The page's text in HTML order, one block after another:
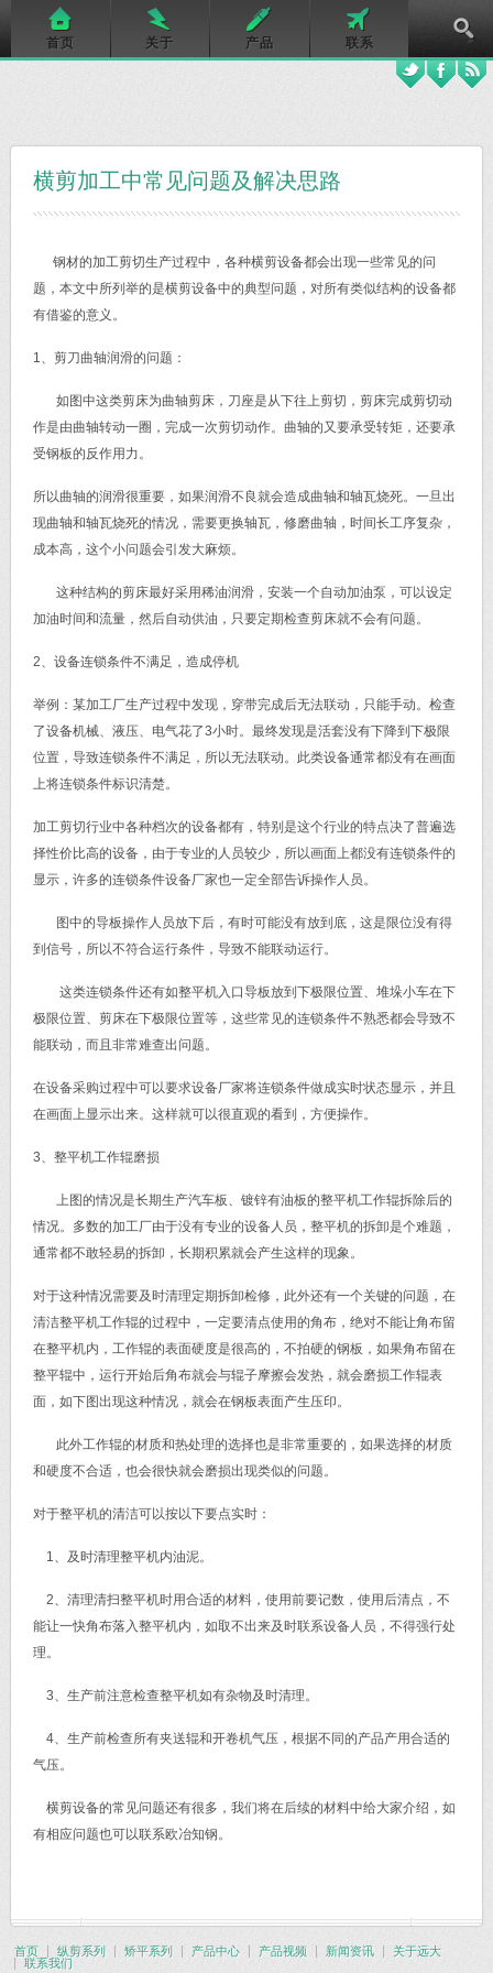
首页 关于 产品 联系
横剪加工中常见问题及解决思路
钢材的加工剪切生产过程中，各种横剪设备都会出现一些常见的问
题，本文中所列举的是横剪设备中的典型问题，对所有类似结构的设备都
有借鉴的意义。
1、剪刀曲轴润滑的问题：
如图中这类剪床为曲轴剪床，刀座是从下往上剪切，剪床完成剪切动
作是由曲轴转动一圈，完成一次剪切动作。曲轴的又要承受转矩，还要承
受钢板的反作用力。
所以曲轴的润滑很重要，如果润滑不良就会造成曲轴和轴瓦烧死。一旦出
现曲轴和轴瓦烧死的情况，需要更换轴瓦，修磨曲轴，时间长工序复杂，
成本高，这个小问题会引发大麻烦。
这种结构的剪床最好采用稀油润滑，安装一个自动加油泵，可以设定
加油时间和流量，然后自动供油，只要定期检查剪床就不会有问题。
2、设备连锁条件不满足，造成停机
举例：某加工厂生产过程中发现，穿带完成后无法联动，只能手动。检查
了设备机械、液压、电气花了3小时。最终发现是活套没有下降到下极限
位置，导致连锁条件不满足，所以无法联动。此类设备通常都没有在画面
上将连锁条件标识清楚。
加工剪切行业中各种档次的设备都有，特别是这个行业的特点决了普遍选
择性价比高的设备，由于专业的人员较少，所以画面上都没有连锁条件的
显示，许多的连锁条件设备厂家也一定全部告诉操作人员。
图中的导板操作人员放下后，有时可能没有放到底，这是限位没有得
到信号，所以不符合运行条件，导致不能联动运行。
这类连锁条件还有如整平机入口导板放到下极限位置、堆垛小车在下
极限位置、剪床在下极限位置等，这些常见的连锁条件不熟悉都会导致不
能联动，而且非常难查出问题。
在设备采购过程中可以要求设备厂家将连锁条件做成实时状态显示，并且
在画面上显示出来。这样就可以很直观的看到，方便操作。
3、整平机工作辊磨损
上图的情况是长期生产汽车板、镀锌有油板的整平机工作辊拆除后的
情况。多数的加工厂由于没有专业的设备人员，整平机的拆卸是个难题，
通常都不敢轻易的拆卸，长期积累就会产生这样的现象。
对于这种情况需要及时清理定期拆卸检修，此外还有一个关键的问题，在
清洁整平机工作辊的过程中，一定要清点使用的角布，绝对不能让角布留
在整平机内，工作辊的表面硬度是很高的，不拍硬的钢板，如果角布留在
整平辊中，运行开始后角布就会与辊子摩擦会发热，就会磨损工作辊表
面，如下图出现这种情况，就会在钢板表面产生压印。
此外工作辊的材质和热处理的选择也是非常重要的，如果选择的材质
和硬度不合适，也会很快就会磨损出现类似的问题。
对于整平机的清洁可以按以下要点实时：
1、及时清理整平机内油泥。
2、清理清扫整平机时用合适的材料，使用前要记数，使用后清点，不
能让一快角布落入整平机内，如取不出来及时联系设备人员，不得强行处
理。
3、生产前注意检查整平机如有杂物及时清理。
4、生产前检查所有夹送辊和开卷机气压，根据不同的产品产用合适的
气压。
横剪设备的常见问题还有很多，我们将在后续的材料中给大家介绍，如
有相应问题也可以联系欧冶知钢。
首页 纵剪系列 矫平系列 产品中心 产品视频 新闻资讯
关于远大
联系我们